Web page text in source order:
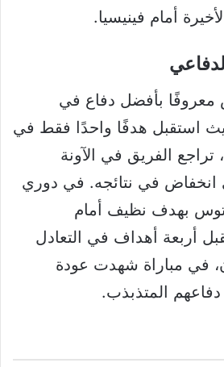
أمام فينيسيا.
معروفًا بأفضل دفاع في
استقبل هدفًا واحدًا فقط في
تراجع الفريق في الآونة
انخفاض في نتائجه. في دوري
بهدف نظيف أمام
أربعة أهداف في التعادل
في مباراة شهدت عودة
المتذبذب.